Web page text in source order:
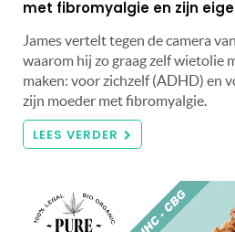
met fibromyalgie en zijn
James vertelt tegen de camera
waarom hij zo graag zelf wietolie
maken: voor zichzelf (ADHD) en
zijn moeder met fibromyalgie.
LEES VERDER